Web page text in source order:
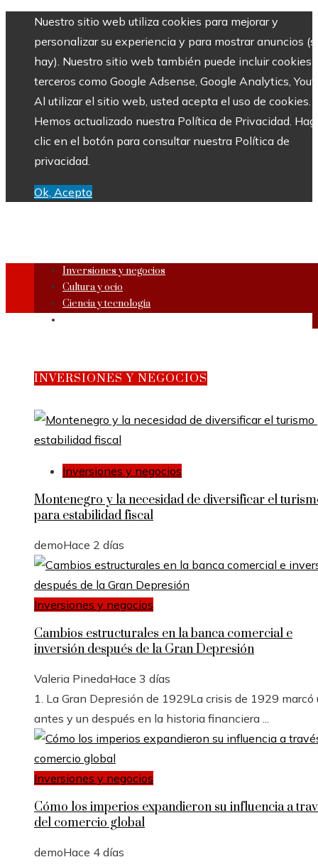
Nuestro sitio web utiliza cookies para mejorar y
personalizar su experiencia y para mostrar anuncios
hay). Nuestro sitio web también puede incluir cookies
terceros como Google Adsense, Google Analytics,
Al utilizar el sitio web, usted acepta el uso de cookies.
Hemos actualizado nuestra Política de Privacidad.
clic en el botón para consultar nuestra Política de
privacidad.
Ok, Acepto
Inversiones y negocios
Cultura y ocio
Ciencia y tecnología
INVERSIONES Y NEGOCIOS
Inversiones y negocios
Montenegro y la necesidad de diversificar el
para estabilidad fiscal
demoHace 2 días
Inversiones y negocios
Cambios estructurales en la banca comercial e
inversión después de la Gran Depresión
Valeria PinedaHace 3 días
1. La Gran Depresión de 1929La crisis de 1929 marcó
antes y un después en la historia financiera ...
Inversiones y negocios
Cómo los imperios expandieron su influencia a
del comercio global
demoHace 4 días